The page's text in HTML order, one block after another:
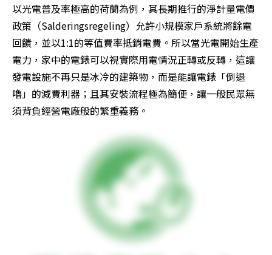
以光電普及率極高的荷蘭為例，其長期推行的淨計量電價
政策（Salderingsregeling）允許小規模家戶系統將餘電
回饋，並以1:1的等值費率抵銷電費。所以當光電開始生產
電力，家中的電錶可以視實際用電情況正轉或反轉，這讓
發電設施不再只是冰冷的建築物，而是能讓電錶「倒退
嚕」的減費利器；且其安裝流程極為簡便，讓一般民眾無
須背負經營電廠般的繁重義務。